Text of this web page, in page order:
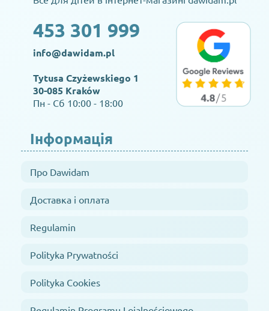
453 301 999
info@dawidam.pl
Tytusa Czyżewskiego 1
30-085 Kraków
Пн - Сб 10:00 - 18:00
Інформація
Про Dawidam
Доставка і оплата
Regulamin
Polityka Prywatności
Polityka Cookies